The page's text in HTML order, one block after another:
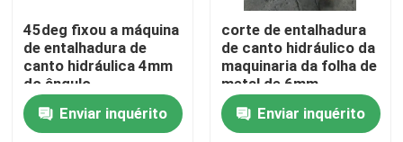
Fale Conosco
notícias
45deg fixou a máquina
de entalhadura de
canto hidráulica 4mm
do ângulo
Enviar inquérito
corte de entalhadura
de canto hidráulico da
maquinaria da folha de
metal de 6mm
ajustável
Enviar inquérito